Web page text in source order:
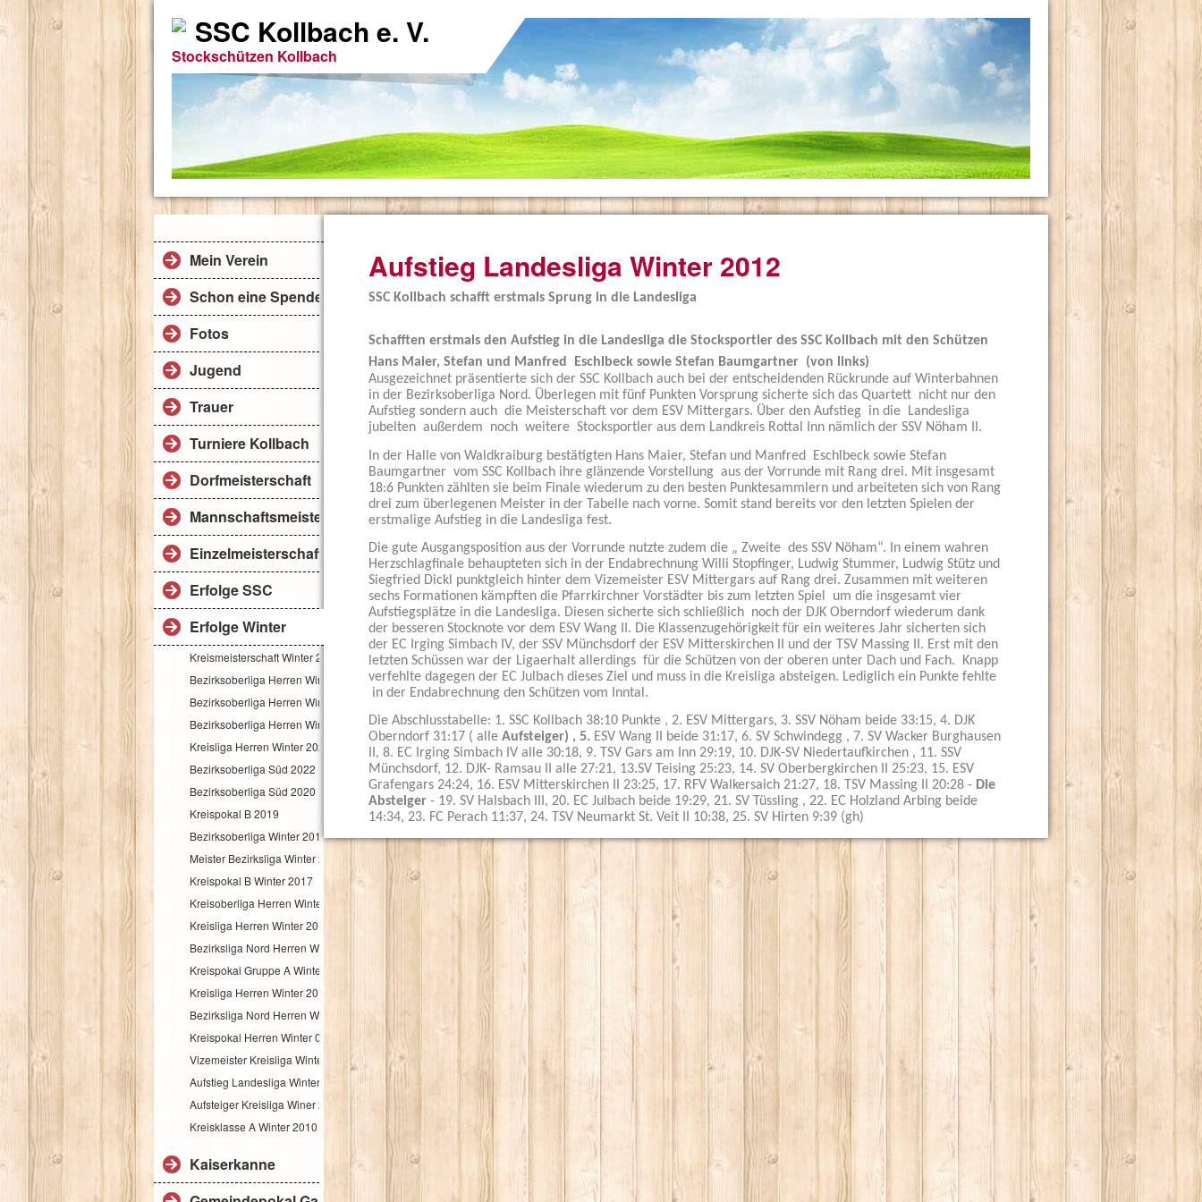
SSC Kollbach e. V.
Stockschützen Kollbach
Mein Verein
Schon eine Spende
Fotos
Jugend
Trauer
Turniere Kollbach
Dorfmeisterschaft
Mannschaftsmeisterschaft
Einzelmeisterschaft
Erfolge SSC
Erfolge Winter
Kreismeisterschaft Winter 2026
Bezirksoberliga Herren Winter 2025-26
Bezirksoberliga Herren Winter 2025
Bezirksoberliga Herren Winter 2024
Kreisliga Herren Winter 2022
Bezirksoberliga Süd 2022
Bezirksoberliga Süd 2020
Kreispokal B 2019
Bezirksoberliga Winter 2019
Meister Bezirksliga Winter 2018
Kreispokal B Winter 2017
Kreisoberliga Herren Winter 2017
Kreisliga Herren Winter 2017
Bezirksliga Nord Herren Winter 2016-2017
Kreispokal Gruppe A Winter 2016
Kreisliga Herren Winter 2015-2016
Bezirksliga Nord Herren Winter 2015-2016
Kreispokal Herren Winter 07.11.2015
Vizemeister Kreisliga Winter 2013
Aufstieg Landesliga Winter 2012
Aufsteiger Kreisliga Winer 2011
Kreisklasse A Winter 2010
Kaiserkanne
Aufstieg Landesliga Winter 2012
SSC Kollbach schafft erstmals Sprung in die Landesliga
Schafften erstmals den Aufstieg in die Landesliga die Stocksportler des SSC Kollbach mit den Schützen
Hans Maier, Stefan und Manfred Eschlbeck sowie Stefan Baumgartner (von links)
Ausgezeichnet präsentierte sich der SSC Kollbach auch bei der entscheidenden Rückrunde auf Winterbahnen
in der Bezirksoberliga Nord. Überlegen mit fünf Punkten Vorsprung sicherte sich das Quartett nicht nur den
Aufstieg sondern auch die Meisterschaft vor dem ESV Mittergars. Über den Aufstieg in die Landesliga
jubelten außerdem noch weitere Stocksportler aus dem Landkreis Rottal Inn nämlich der SSV Nöham II.
In der Halle von Waldkraiburg bestätigten Hans Maier, Stefan und Manfred Eschlbeck sowie Stefan
Baumgartner vom SSC Kollbach ihre glänzende Vorstellung aus der Vorrunde mit Rang drei. Mit insgesamt
18:6 Punkten zählten sie beim Finale wiederum zu den besten Punktesammlern und arbeiteten sich von Rang
drei zum überlegenen Meister in der Tabelle nach vorne. Somit stand bereits vor den letzten Spielen der
erstmalige Aufstieg in die Landesliga fest.
Die gute Ausgangsposition aus der Vorrunde nutzte zudem die „ Zweite des SSV Nöham“. In einem wahren
Herzschlagfinale behaupteten sich in der Endabrechnung Willi Stopfinger, Ludwig Stummer, Ludwig Stütz und
Siegfried Dickl punktgleich hinter dem Vizemeister ESV Mittergars auf Rang drei. Zusammen mit weiteren
sechs Formationen kämpften die Pfarrkirchner Vorstädter bis zum letzten Spiel um die insgesamt vier
Aufstiegsplätze in die Landesliga. Diesen sicherte sich schließlich noch der DJK Oberndorf wiederum dank
der besseren Stocknote vor dem ESV Wang II. Die Klassenzugehörigkeit für ein weiteres Jahr sicherten sich
der EC Irging Simbach IV, der SSV Münchsdorf der ESV Mitterskirchen II und der TSV Massing II. Erst mit den
letzten Schüssen war der Ligaerhalt allerdings für die Schützen von der oberen unter Dach und Fach. Knapp
verfehlte dagegen der EC Julbach dieses Ziel und muss in die Kreisliga absteigen. Lediglich ein Punkte fehlte
in der Endabrechnung den Schützen vom Inntal.
Die Abschlusstabelle: 1. SSC Kollbach 38:10 Punkte , 2. ESV Mittergars, 3. SSV Nöham beide 33:15, 4. DJK
Oberndorf 31:17 ( alle Aufsteiger) , 5. ESV Wang II beide 31:17, 6. SV Schwindegg , 7. SV Wacker Burghausen
II, 8. EC Irging Simbach IV alle 30:18, 9. TSV Gars am Inn 29:19, 10. DJK-SV Niedertaufkirchen , 11. SSV
Münchsdorf, 12. DJK- Ramsau II alle 27:21, 13.SV Teising 25:23, 14. SV Oberbergkirchen II 25:23, 15. ESV
Grafengars 24:24, 16. ESV Mitterskirchen II 23:25, 17. RFV Walkersaich 21:27, 18. TSV Massing II 20:28 - Die
Absteiger - 19. SV Halsbach III, 20. EC Julbach beide 19:29, 21. SV Tüssling , 22. EC Holzland Arbing beide
14:34, 23. FC Perach 11:37, 24. TSV Neumarkt St. Veit II 10:38, 25. SV Hirten 9:39 (gh)